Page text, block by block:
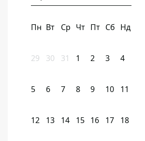
Пн Вт Ср Чт Пт Сб Нд
29 30 31 1 2 3 4
5 6 7 8 9 10 11
12 13 14 15 16 17 18